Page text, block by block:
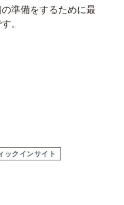
準備をするために最
。
ックインサイト​